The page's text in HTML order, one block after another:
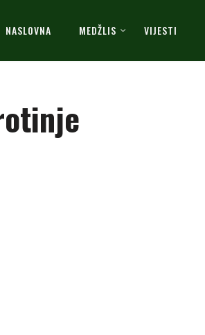
NASLOVNA MEDŽLIS VIJESTI